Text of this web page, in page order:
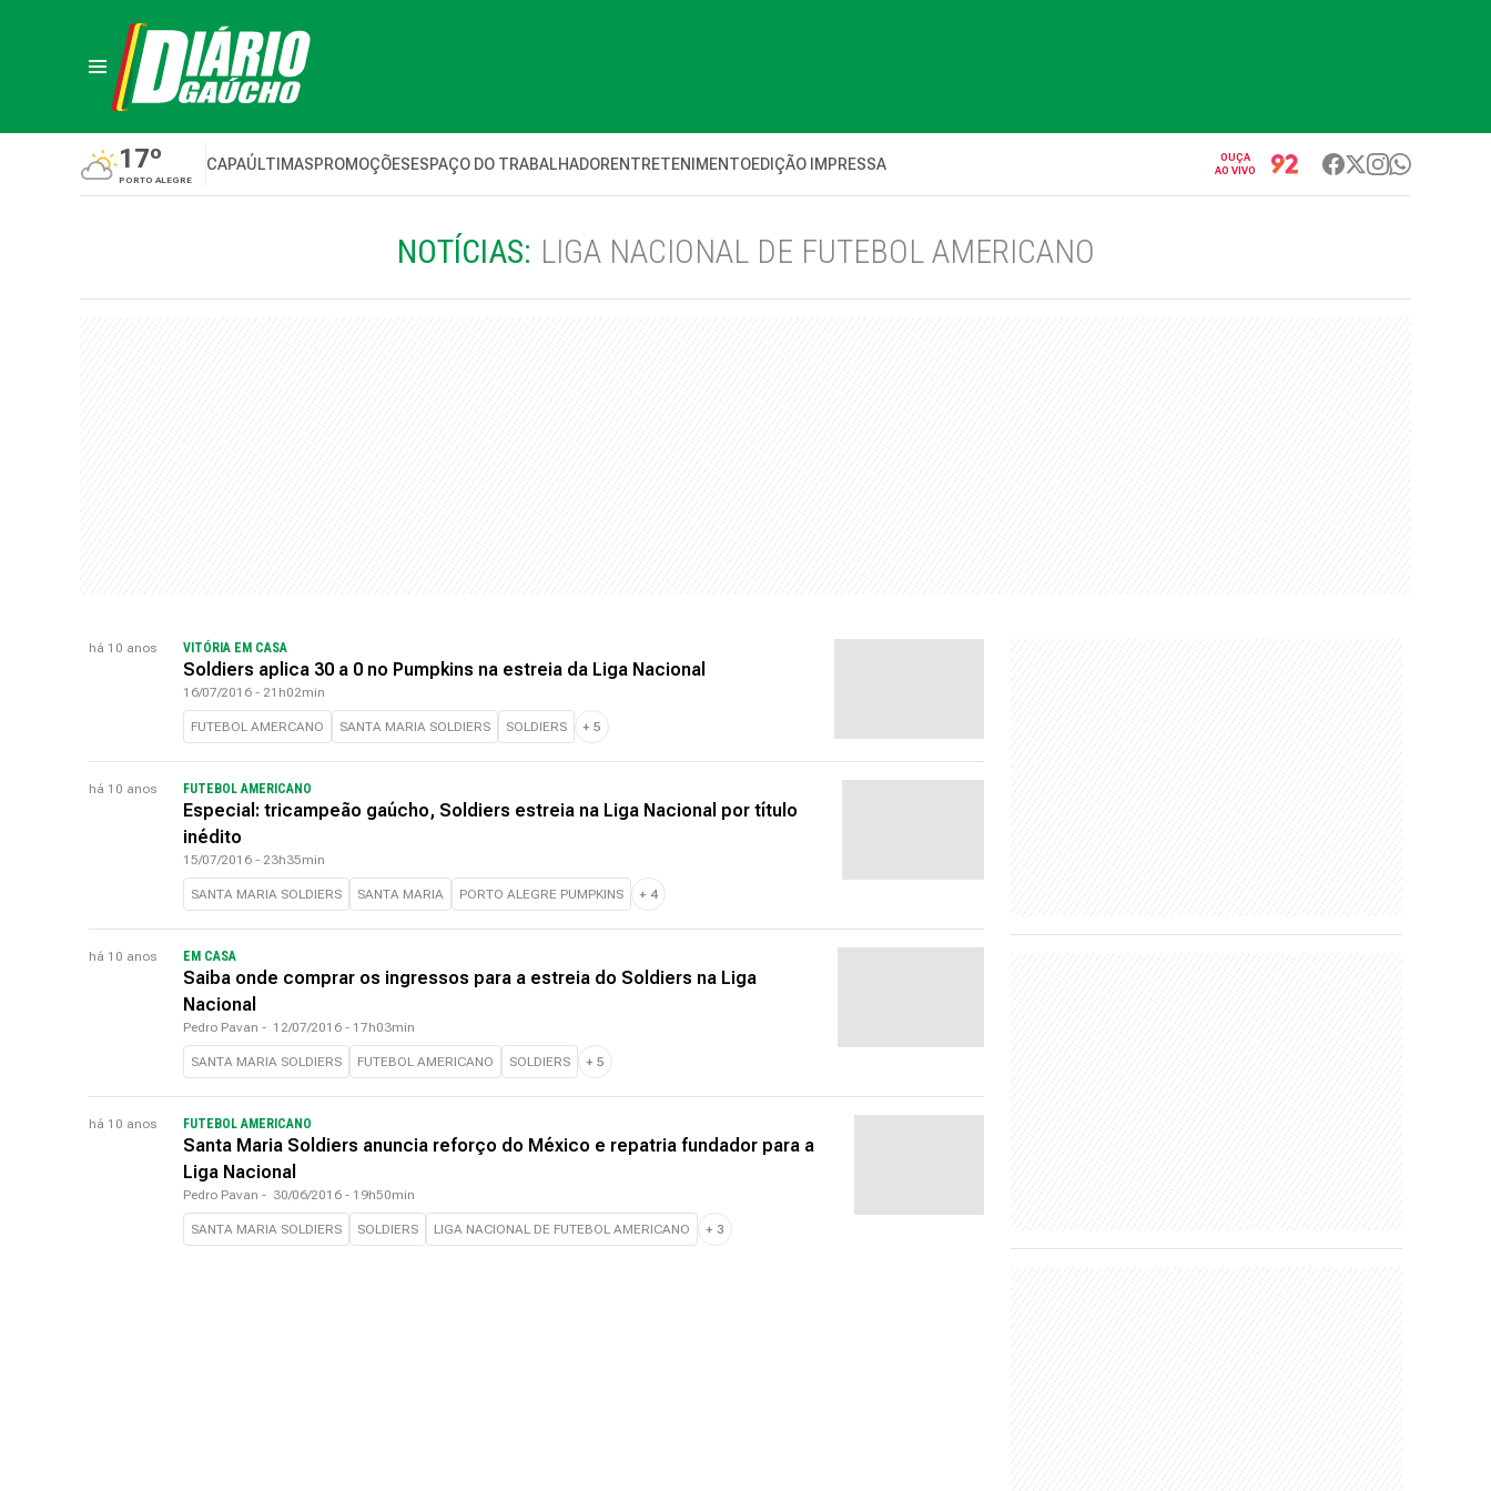
17º
PORTO ALEGRE
CAPAÚLTIMASPROMOÇÕESESPAÇO DO TRABALHADORENTRETENIMENTOEDIÇÃO IMPRESSA
OUÇA
AO VIVO
NOTÍCIAS: LIGA NACIONAL DE FUTEBOL AMERICANO
há 10 anos VITÓRIA EM CASA
Soldiers aplica 30 a 0 no Pumpkins na estreia da Liga Nacional
16/07/2016 - 21h02min
FUTEBOL AMERCANO SANTA MARIA SOLDIERS SOLDIERS + 5
há 10 anos FUTEBOL AMERICANO
Especial: tricampeão gaúcho, Soldiers estreia na Liga Nacional por título
inédito
15/07/2016 - 23h35min
SANTA MARIA SOLDIERS SANTA MARIA PORTO ALEGRE PUMPKINS + 4
há 10 anos EM CASA
Saiba onde comprar os ingressos para a estreia do Soldiers na Liga
Nacional
Pedro Pavan - 12/07/2016 - 17h03min
SANTA MARIA SOLDIERS FUTEBOL AMERICANO SOLDIERS + 5
há 10 anos FUTEBOL AMERICANO
Santa Maria Soldiers anuncia reforço do México e repatria fundador para a
Liga Nacional
Pedro Pavan - 30/06/2016 - 19h50min
SANTA MARIA SOLDIERS SOLDIERS LIGA NACIONAL DE FUTEBOL AMERICANO + 3